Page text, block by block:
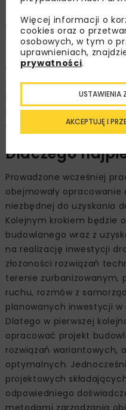
m) oraz cztery węzły:
Węglowa, Warszawa
(połączenie z Trasą
wiadukty, przejścia
oraz urządzenia ochrony
bezpieczeństwa ruchu
rozwiązania wynikać
wykonawca przeprowadzi
Dlaczego
Prowadzone wcześniej
obejmowały
niezbędnej do uzyskania
Kolejnym krokiem będzie
budowlanego wraz z
na realizację inwestycji
złożoności rozwiązań
terenie zurbanizowanym,
ruchu, rozmów z
planowanych inwestycji
Dlatego w pierwszej
opracować projekt
rozwiązań wariantowych,
optymalnych.
projektowych
odpowiedniego
metodami zarządzania
Więcej informacji o
cookies oraz o
osobowych, w tym o
uprawnieniach,
prywatności.
AKCEPTUJĘ I
USTAWIENIA